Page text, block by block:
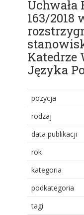
Uchwała
163/2018
Katedrze
Języka
pozycja
rodzaj
data publikacji
rok
kategoria
podkategoria
tagi